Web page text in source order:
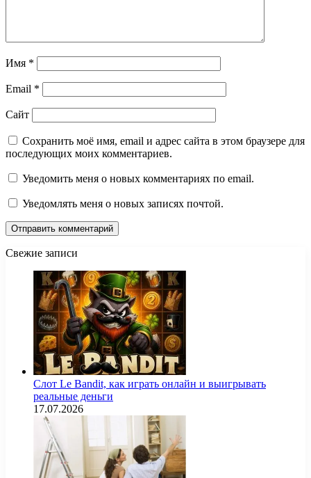
Имя *
Email *
Сайт
Сохранить моё имя, email и адрес сайта в этом браузере для
последующих моих комментариев.
Уведомить меня о новых комментариях по email.
Уведомлять меня о новых записях почтой.
Свежие записи
Слот Le Bandit, как играть онлайн и выигрывать
реальные деньги
17.07.2026